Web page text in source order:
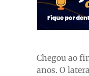
Chegou ao
anos. O